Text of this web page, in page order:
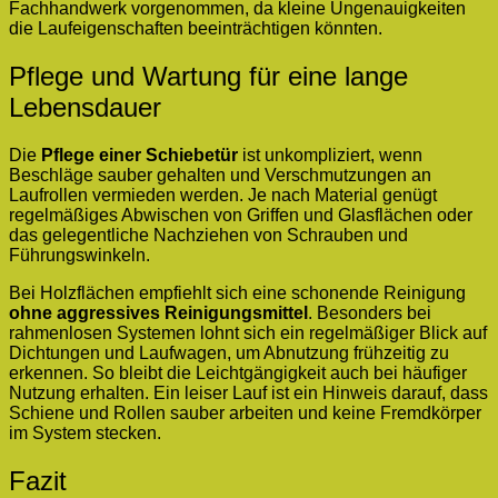
Fachhandwerk vorgenommen, da kleine Ungenauigkeiten
die Laufeigenschaften beeinträchtigen könnten.
Pflege und Wartung für eine lange
Lebensdauer
Die Pflege einer Schiebetür ist unkompliziert, wenn
Beschläge sauber gehalten und Verschmutzungen an
Laufrollen vermieden werden. Je nach Material genügt
regelmäßiges Abwischen von Griffen und Glasflächen oder
das gelegentliche Nachziehen von Schrauben und
Führungswinkeln.
Bei Holzflächen empfiehlt sich eine schonende Reinigung
ohne aggressives Reinigungsmittel . Besonders bei
rahmenlosen Systemen lohnt sich ein regelmäßiger Blick auf
Dichtungen und Laufwagen, um Abnutzung frühzeitig zu
erkennen. So bleibt die Leichtgängigkeit auch bei häufiger
Nutzung erhalten. Ein leiser Lauf ist ein Hinweis darauf, dass
Schiene und Rollen sauber arbeiten und keine Fremdkörper
im System stecken.
Fazit